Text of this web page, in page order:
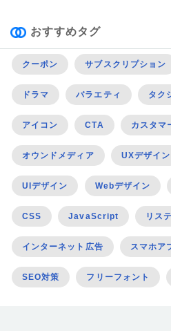
おすすめタグ
クーポン サブスクリプション
ドラマ バラエティ タク
アイコン CTA カスタマ
オウンドメディア UXデザイン
UIデザイン Webデザイン
CSS JavaScript リス
インターネット広告 スマホア
SEO対策 フリーフォント